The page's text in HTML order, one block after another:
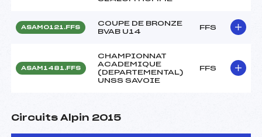
ASAM0121.FFS
COUPE DE BRONZE
BVAB U14
FFS
ASAM1481.FFS
CHAMPIONNAT
ACADEMIQUE
(DEPARTEMENTAL)
UNSS SAVOIE
FFS
Circuits Alpin 2015